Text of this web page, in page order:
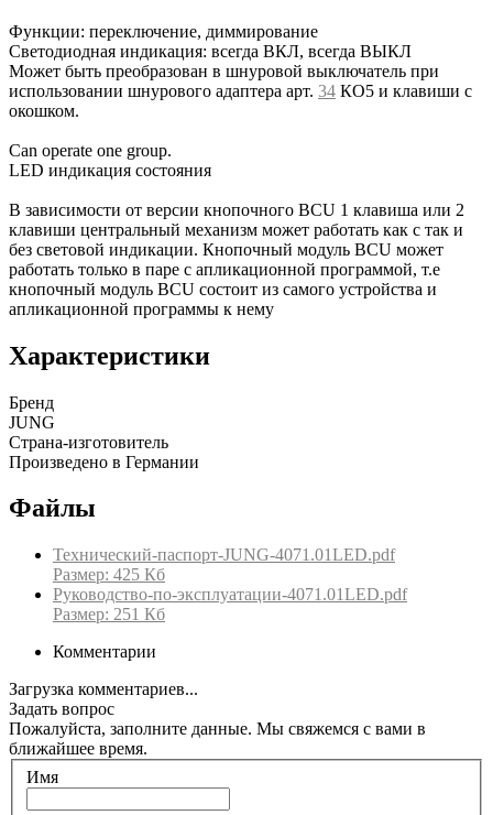
Функции: переключение, диммирование
Светодиодная индикация: всегда ВКЛ, всегда ВЫКЛ
Может быть преобразован в шнуровой выключатель при
использовании шнурового адаптера арт. 34 КО5 и клавиши с
окошком.
Can operate one group.
LED индикация состояния
В зависимости от версии кнопочного BCU 1 клавиша или 2
клавиши центральный механизм может работать как с так и
без световой индикации. Кнопочный модуль BCU может
работать только в паре с апликационной программой, т.е
кнопочный модуль BCU состоит из самого устройства и
апликационной программы к нему
Характеристики
Бренд
JUNG
Страна-изготовитель
Произведено в Германии
Файлы
Технический-паспорт-JUNG-4071.01LED.pdf
Размер: 425 Кб
Руководство-по-эксплуатации-4071.01LED.pdf
Размер: 251 Кб
Комментарии
Загрузка комментариев...
Задать вопрос
Пожалуйста, заполните данные. Мы свяжемся с вами в
ближайшее время.
Имя